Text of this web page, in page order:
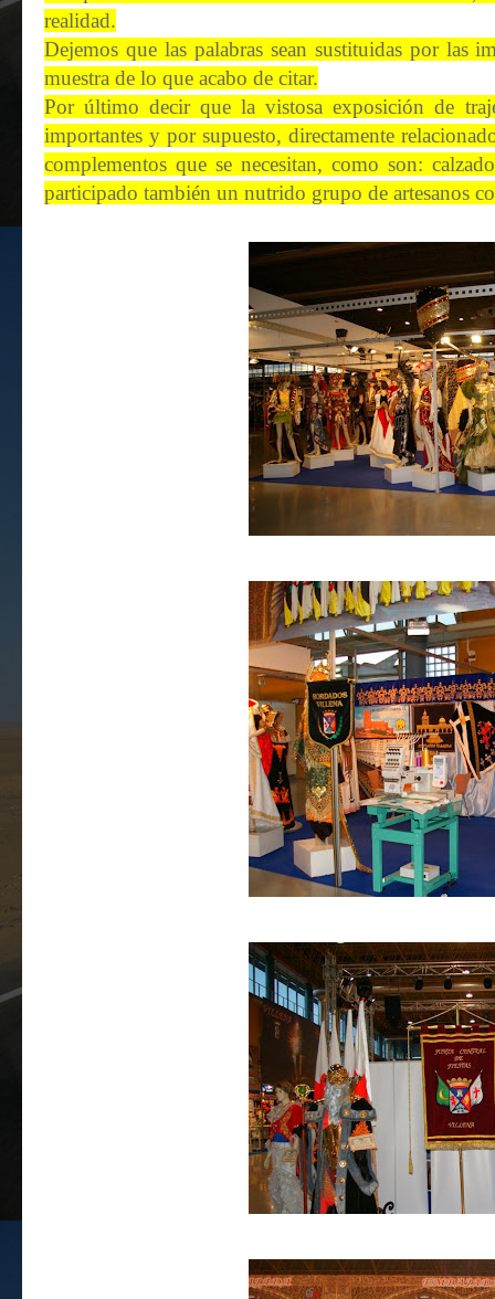
realidad.
Dejemos que las palabras sean sustituidas por las
muestra de lo que acabo de citar.
Por último decir que la vistosa exposición de
importantes y por supuesto, directamente
complementos que se necesitan, como son:
participado también un nutrido grupo de artesanos